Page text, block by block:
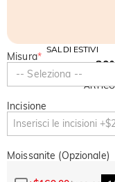
SALDI ESTIVI
-10%
SU TUTTO
-
Misura*
-- Seleziona --
Incisione
Moissanite (Opzionale)